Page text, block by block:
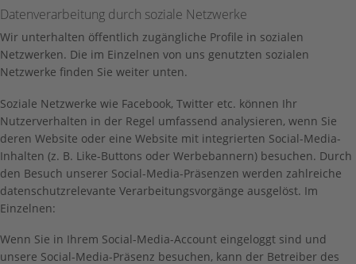
Datenverarbeitung durch soziale Netzwerke
Wir unterhalten öffentlich zugängliche Profile in sozialen
Netzwerken. Die im Einzelnen von uns genutzten sozialen
Netzwerke finden Sie weiter unten.
Soziale Netzwerke wie Facebook, Twitter etc. können Ihr
Nutzerverhalten in der Regel umfassend analysieren, wenn Sie
deren Website oder eine Website mit integrierten Social-Media-
Inhalten (z. B. Like-Buttons oder Werbebannern) besuchen. Durch
den Besuch unserer Social-Media-Präsenzen werden zahlreiche
datenschutzrelevante Verarbeitungsvorgänge ausgelöst. Im
Einzelnen:
Wenn Sie in Ihrem Social-Media-Account eingeloggt sind und
unsere Social-Media-Präsenz besuchen, kann der Betreiber des